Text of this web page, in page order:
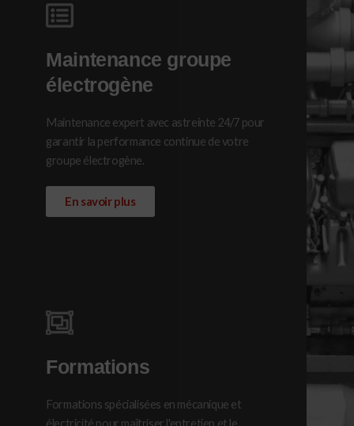
Maintenance groupe
électrogène
Maintenance expert avec astreinte 24/7 pour
garantir la performance continue de votre
groupe électrogène.
En savoir plus
Formations
Formations spécialisées en mécanique et